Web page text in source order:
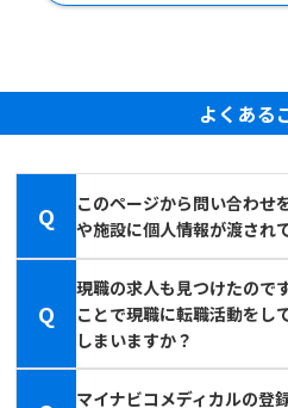
よくある
Q
このページから問い合わせ
や施設に個人情報が渡され
Q
現職の求人も見つけたので
ことで現職に転職活動をし
しまいますか？
マイナビコメディカルの登